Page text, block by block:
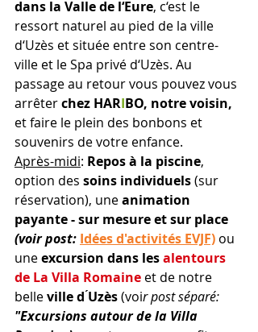
dans la Valle de l‘Eure, c‘est le
ressort naturel au pied de la ville
d‘Uzès et située entre son centre-
ville et le Spa privé d‘Uzès. Au
passage au retour vous pouvez vous
arrêter chez HARIBO, notre voisin,
et faire le plein des bonbons et
souvenirs de votre enfance.
Après-midi: Repos à la piscine,
option des soins individuels (sur
réservation), une animation
payante - sur mesure et sur place
(voir post: Idées d'activités EVJF) ou
une excursion dans les alentours
de La Villa Romaine et de notre
belle ville d ́Uzès (voir post séparé:
"Excursions autour de la Villa